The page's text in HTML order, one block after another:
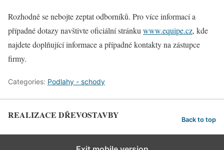
Rozhodně se nebojte zeptat odborníků. Pro více informací a
případné dotazy navštivte oficiální stránku www.equipe.cz, kde
najdete doplňující informace a případné kontakty na zástupce
firmy.
Categories: Podlahy - schody
REALIZACE DŘEVOSTAVBY Back to top